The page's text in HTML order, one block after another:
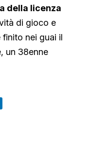
della licenza
di gioco e
nei guai il
un 38enne